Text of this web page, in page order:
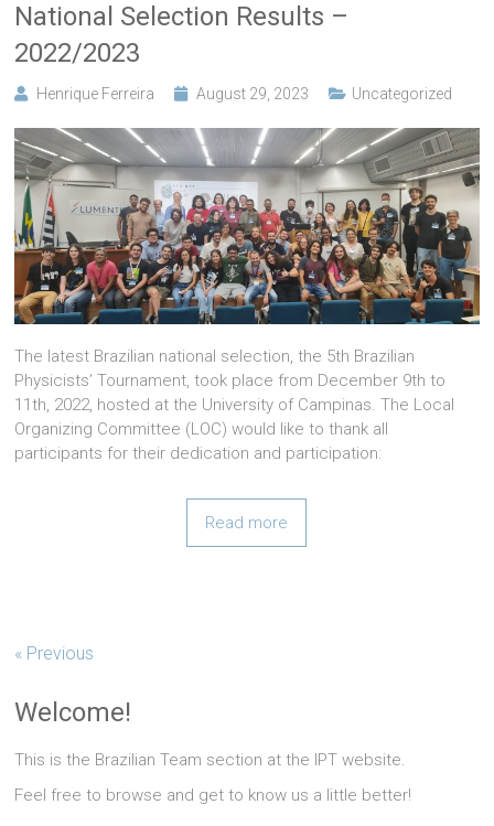
National Selection Results –
2022/2023
Henrique Ferreira August 29, 2023 Uncategorized
The latest Brazilian national selection, the 5th Brazilian
Physicists’ Tournament, took place from December 9th to
11th, 2022, hosted at the University of Campinas. The Local
Organizing Committee (LOC) would like to thank all
participants for their dedication and participation:
Read more
« Previous
Welcome!
This is the Brazilian Team section at the IPT website.
Feel free to browse and get to know us a little better!